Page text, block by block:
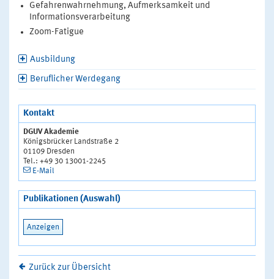
Gefahrenwahrnehmung, Aufmerksamkeit und
Informationsverarbeitung
Zoom-Fatigue
Ausbildung
Beruflicher Werdegang
Kontakt
DGUV Akademie
Königsbrücker Landstraße 2
01109 Dresden
Tel.: +49 30 13001-2245
E-Mail
Publikationen (Auswahl)
Anzeigen
Zurück zur Übersicht